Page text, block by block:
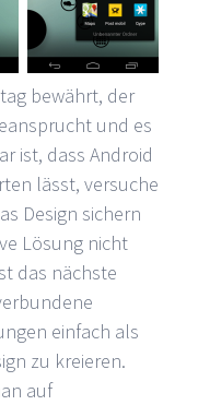
bewährt, der
und es
ist, dass Android
lässt, versuche
Design sichern
Lösung nicht
das nächste
einfach als
zu kreieren.
auf